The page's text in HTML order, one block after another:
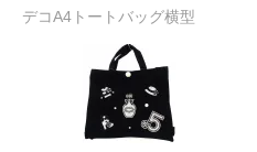
デコA4トートバッグ横型